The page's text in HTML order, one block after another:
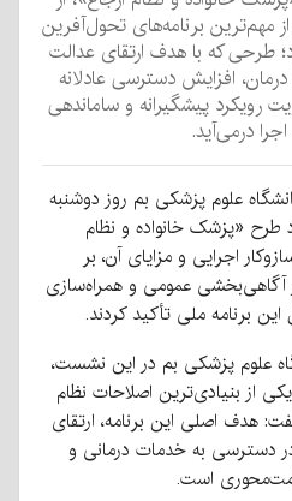
مهم‌ترین برنامه‌های تحول‌آفرین
طرحی که با هدف ارتقای عدالت
افزایش دسترسی عادلانه
رویکرد پیشگیرانه و ساماندهی
درمی‌آید.
علوم پزشکی بم روز دوشنبه
«پزشک خانواده و نظام
اجرایی و مزایای آن، بر
آگاهی‌بخشی عمومی و همراه‌سازی
برنامه ملی تأکید کردند.
علوم پزشکی بم در این نشست،
از بنیادی‌ترین اصلاحات نظام
هدف اصلی این برنامه، ارتقای
دسترسی به خدمات درمانی و
است.